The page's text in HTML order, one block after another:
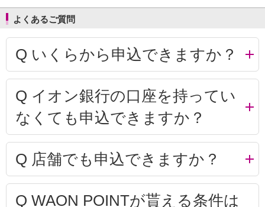
よくあるご質問
Q いくらから申込できますか？
Q イオン銀行の口座を持ってい
なくても申込できますか？
Q 店舗でも申込できますか？
Q WAON POINTが貰える条件は